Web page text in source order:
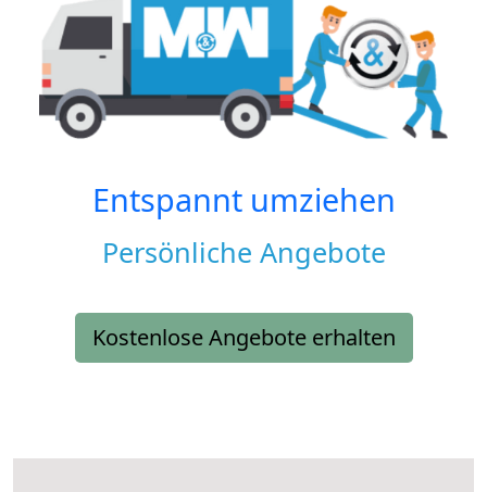
Entspannt umziehen
Persönliche Angebote
Kostenlose Angebote erhalten